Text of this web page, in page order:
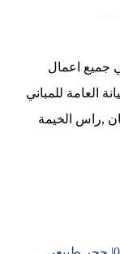
جميع اعمال
العامة للمباني
,راس الخيمة